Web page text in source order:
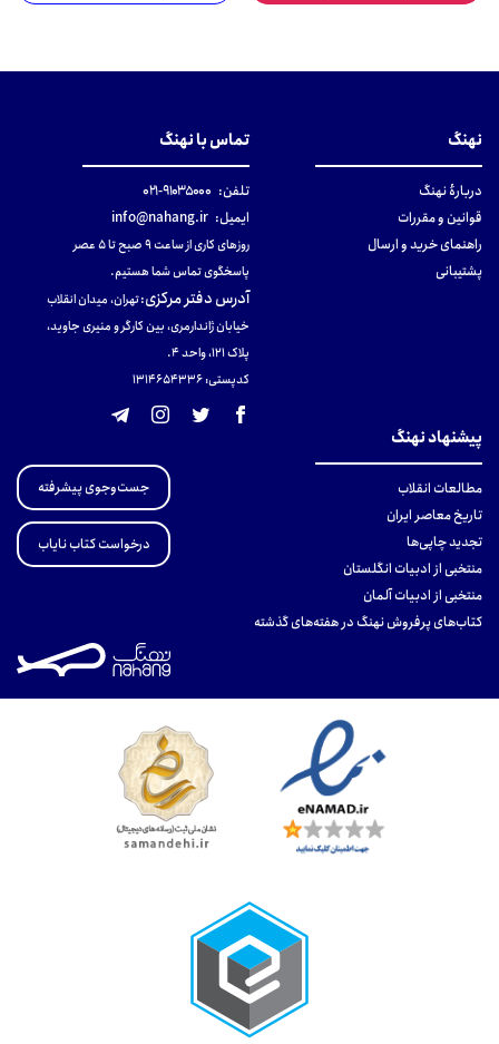
نهنگ
دربارهٔ نهنگ
قوانین و مقررات
راهنمای خرید و ارسال
پشتیبانی
تماس با نهنگ
تلفن: ۹۱۰۳۵۰۰۰-۰۲۱
ایمیل: info@nahang.ir
روزهای کاری از ساعت ۹ صبح تا ۵ عصر
پاسخگوی تماس شما هستیم.
آدرس دفتر مرکزی:تهران، میدان انقلاب
خیابان ژاندارمری، بین کارگر و منیری جاوید،
پلاک 121، واحد ۴.
کدپستی: 131465433۶
پیشنهاد نهنگ
مطالعات انقلاب
تاریخ معاصر ایران
تجدید چاپی‌ها
منتخبی از ادبیات انگلستان
منتخبی از ادبیات آلمان
کتاب‌های پرفروش نهنگ در هفته‌های گذشته
جست‌وجوی پیشرفته
درخواست کتاب نایاب